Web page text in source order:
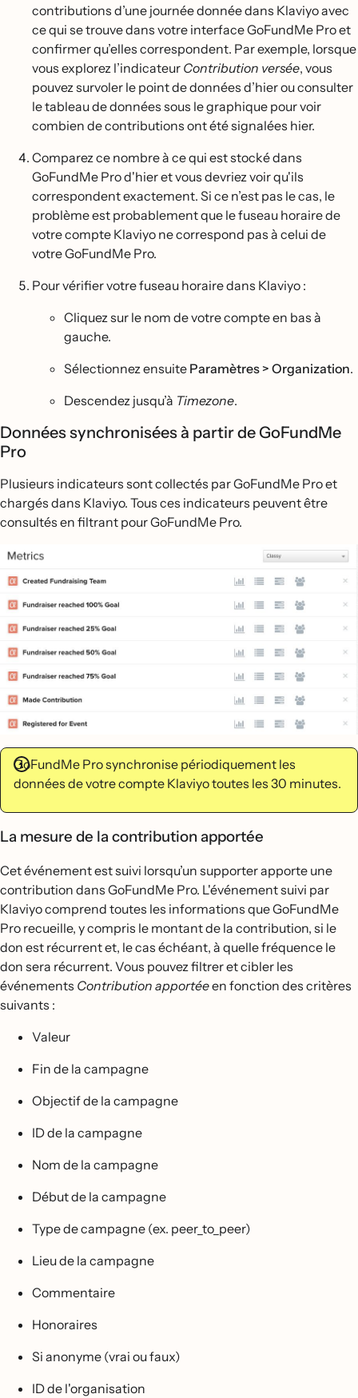
contributions d’une journée donnée dans Klaviyo avec
ce qui se trouve dans votre interface GoFundMe Pro et
confirmer qu’elles correspondent. Par exemple, lorsque
vous explorez l’indicateur Contribution versée, vous
pouvez survoler le point de données d’hier ou consulter
le tableau de données sous le graphique pour voir
combien de contributions ont été signalées hier.
Comparez ce nombre à ce qui est stocké dans
GoFundMe Pro d'hier et vous devriez voir qu'ils
correspondent exactement. Si ce n’est pas le cas, le
problème est probablement que le fuseau horaire de
votre compte Klaviyo ne correspond pas à celui de
votre GoFundMe Pro.
Pour vérifier votre fuseau horaire dans Klaviyo :
Cliquez sur le nom de votre compte en bas à
gauche.
Sélectionnez ensuite Paramètres > Organization.
Descendez jusqu’à Timezone.
Données synchronisées à partir de GoFundMe
Pro
Plusieurs indicateurs sont collectés par GoFundMe Pro et
chargés dans Klaviyo. Tous ces indicateurs peuvent être
consultés en filtrant pour GoFundMe Pro.
GoFundMe Pro synchronise périodiquement les
données de votre compte Klaviyo toutes les 30 minutes.
La mesure de la contribution apportée
Cet événement est suivi lorsqu’un supporter apporte une
contribution dans GoFundMe Pro. L'événement suivi par
Klaviyo comprend toutes les informations que GoFundMe
Pro recueille, y compris le montant de la contribution, si le
don est récurrent et, le cas échéant, à quelle fréquence le
don sera récurrent. Vous pouvez filtrer et cibler les
événements Contribution apportéeen fonction des critères
suivants :
Valeur
Fin de la campagne
Objectif de la campagne
ID de la campagne
Nom de la campagne
Début de la campagne
Type de campagne (ex. peer_to_peer)
Lieu de la campagne
Commentaire
Honoraires
Si anonyme (vrai ou faux)
ID de l'organisation